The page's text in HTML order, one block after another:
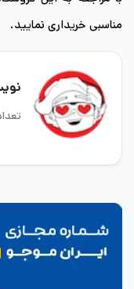
مناسبی خریداری نمایید.